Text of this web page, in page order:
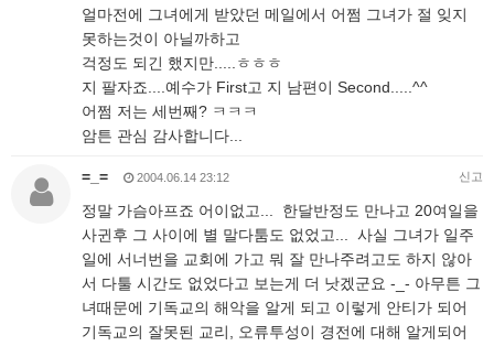
얼마전에 그녀에게 받았던 메일에서 어쩜 그녀가 절 잊지
못하는것이 아닐까하고
걱정도 되긴 했지만.....ㅎㅎㅎ
지 팔자죠....예수가 First고 지 남편이 Second.....^^
어쩜 저는 세번째? ㅋㅋㅋ
암튼 관심 감사합니다...
=_= 2004.06.14 23:12 신고
정말 가슴아프죠 어이없고... 한달반정도 만나고 20여일을
사귄후 그 사이에 별 말다툼도 없었고... 사실 그녀가 일주
일에 서너번을 교회에 가고 뭐 잘 만나주려고도 하지 않아
서 다툴 시간도 없었다고 보는게 더 낫겠군요 -_- 아무튼 그
녀때문에 기독교의 해악을 알게 되고 이렇게 안티가 되어
기독교의 잘못된 교리, 오류투성이 경전에 대해 알게되어